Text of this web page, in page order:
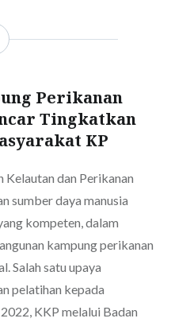
Perikanan
Tingkatkan
KP
Kelautan dan Perikanan
sumber daya manusia
kompeten, dalam
kampung perikanan
Salah satu upaya
pelatihan kepada
KKP melalui Badan